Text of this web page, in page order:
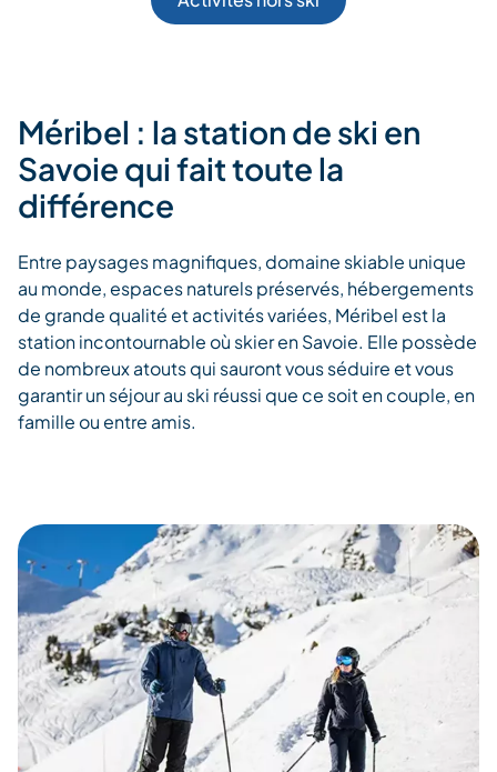
Méribel : la station de ski en
Savoie qui fait toute la
différence
Entre paysages magnifiques, domaine skiable unique
au monde, espaces naturels préservés, hébergements
de grande qualité et activités variées, Méribel est la
station incontournable où skier en Savoie. Elle possède
de nombreux atouts qui sauront vous séduire et vous
garantir un séjour au ski réussi que ce soit en couple, en
famille ou entre amis.